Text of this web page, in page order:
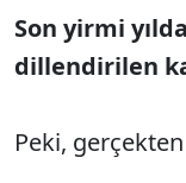
Son yirmi
dillendirilen
Peki,